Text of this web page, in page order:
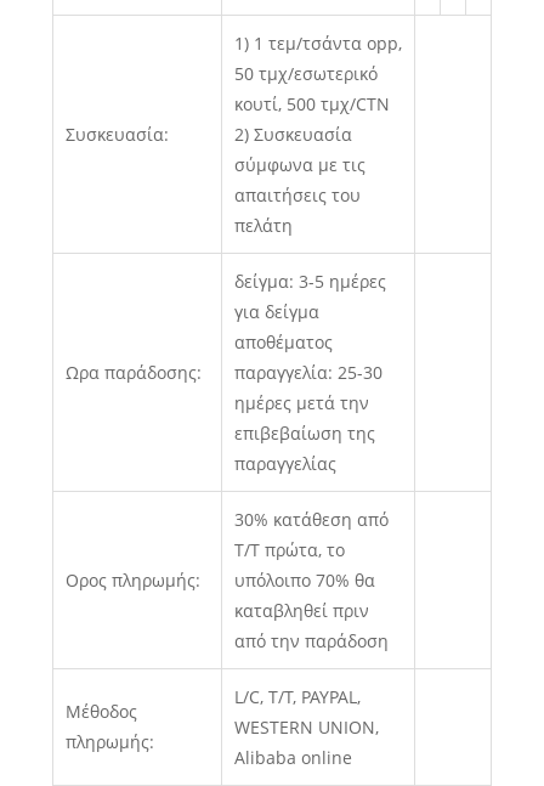
Συσκευασία:
1) 1 τεμ/τσάντα opp,
50 τμχ/εσωτερικό
κουτί, 500 τμχ/CTN
2) Συσκευασία
σύμφωνα με τις
απαιτήσεις του
πελάτη
Ωρα παράδοσης:
δείγμα: 3-5 ημέρες
για δείγμα
αποθέματος
παραγγελία: 25-30
ημέρες μετά την
επιβεβαίωση της
παραγγελίας
Ορος πληρωμής:
30% κατάθεση από
T/T πρώτα, το
υπόλοιπο 70% θα
καταβληθεί πριν
από την παράδοση
Μέθοδος
πληρωμής:
L/C, T/T, PAYPAL,
WESTERN UNION,
Alibaba online